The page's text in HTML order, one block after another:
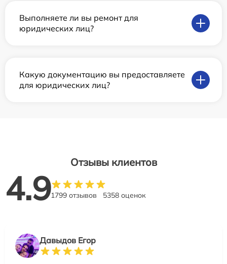
Выполняете ли вы ремонт для
юридических лиц?
Какую документацию вы предоставляете
для юридических лиц?
Отзывы клиентов
4.91799 отзывов 5358 оценок
Давыдов Егор